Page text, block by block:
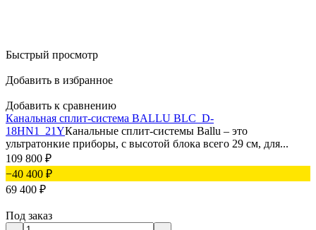
Быстрый просмотр
Добавить в избранное
Добавить к сравнению
Канальная сплит-система BALLU BLC_D-
18HN1_21YКанальные сплит-системы Ballu – это
ультратонкие приборы, с высотой блока всего 29 см, для...
109 800 ₽
−40 400 ₽
69 400 ₽
Под заказ